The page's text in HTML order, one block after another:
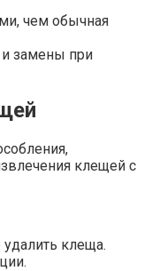
чем обычная
и замены при
клещей с
клеща.